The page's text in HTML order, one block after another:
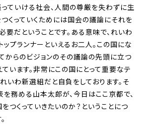
っていける社会、人間の尊厳を失わずに生
くっていくためには国会の議論にそれを
だということです。ある意味で、れいわ
プランナーといえるお二人。この国にな
からのビジョンのその議論の先頭に立つ
います。非常にこの国にとって重要なテ
いわ新選組だと自負をしております。そ
務める山本太郎が、今日はここ京都で、
つくっていきたいのか？ということにつ